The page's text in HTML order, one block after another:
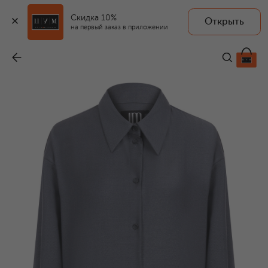
Скидка 10%
на первый заказ в приложении
Открыть
38 360 ₽